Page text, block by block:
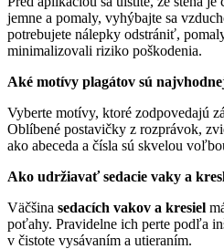
jemne a pomaly, vyhýbajte sa
potrebujete nálepky odstrániť,
minimalizovali riziko poškodenia.
Aké motívy plagátov sú
Vyberte motívy, ktoré zodpovedajú
Oblíbené postavičky z rozprávok,
ako abeceda a čísla sú skvelou
Ako udržiavať sedacie vaky a
Väčšina sedacích vakov a kresiel
poťahy. Pravidelne ich perte podľa
v čistote vysávaním a utieraním.